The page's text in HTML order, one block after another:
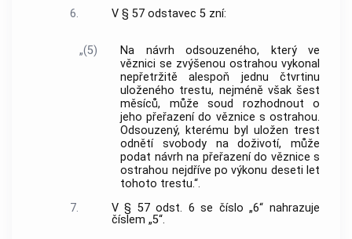
6.
V § 57 odstavec 5 zní:
„(5)
Na návrh odsouzeného, který ve
věznici se zvýšenou ostrahou vykonal
nepřetržitě alespoň jednu čtvrtinu
uloženého trestu, nejméně však šest
měsíců, může soud rozhodnout o
jeho přeřazení do věznice s ostrahou.
Odsouzený, kterému byl uložen trest
odnětí svobody na doživotí, může
podat návrh na přeřazení do věznice s
ostrahou nejdříve po výkonu deseti let
tohoto trestu.“.
7.
V § 57 odst. 6 se číslo „6“ nahrazuje
číslem „5“.